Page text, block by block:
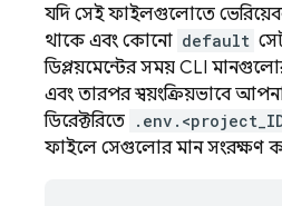
যদি সেই ফাইলগুলোতে
থাকে এবং কোনো default
ডিপ্লয়মেন্টের সময় CLI
এবং তারপর স্বয়ংক্রিয়ভাবে
ডিরেক্টরিতে
ফাইলে সেগুলোর মান সংরক্ষণ